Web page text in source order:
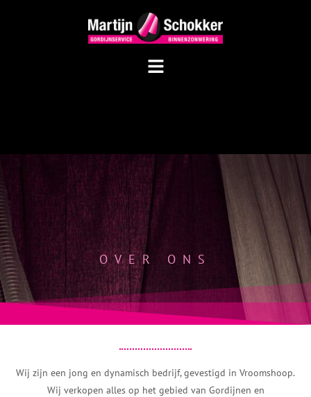
OVER ONS
Wij zijn een jong en dynamisch bedrijf, gevestigd in Vroomshoop.
Wij verkopen alles op het gebied van Gordijnen en